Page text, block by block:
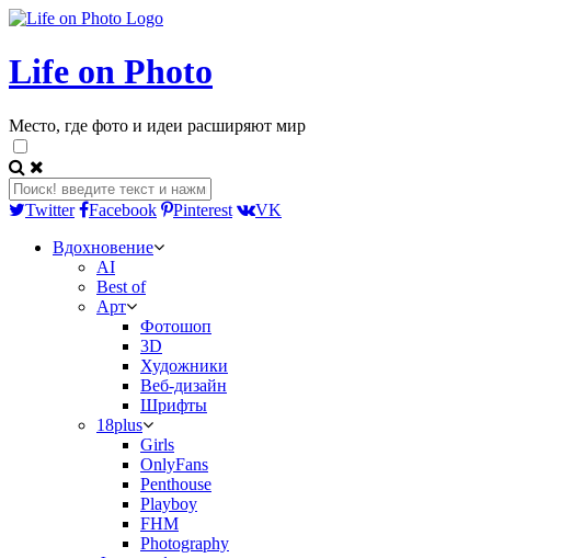
Life on Photo
Место, где фото и идеи расширяют мир
Twitter Facebook Pinterest
VK
Вдохновение
AI
Best of
Арт
Фотошоп
3D
Художники
Веб-дизайн
Шрифты
18plus
Girls
OnlyFans
Penthouse
Playboy
FHM
Photography